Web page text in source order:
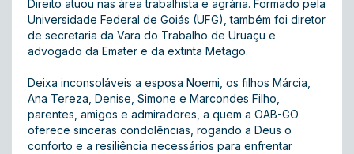
Direito atuou nas área trabalhista e agrária. Formado pela
Universidade Federal de Goiás (UFG), também foi diretor
de secretaria da Vara do Trabalho de Uruaçu e
advogado da Emater e da extinta Metago.
Deixa inconsoláveis a esposa Noemi, os filhos Márcia,
Ana Tereza, Denise, Simone e Marcondes Filho,
parentes, amigos e admiradores, a quem a OAB-GO
oferece sinceras condolências, rogando a Deus o
conforto e a resiliência necessários para enfrentar